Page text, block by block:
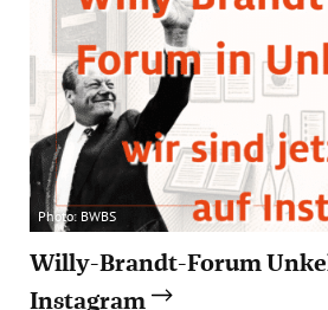
Photo: BWBS
Willy-Brandt-Forum
Instagram